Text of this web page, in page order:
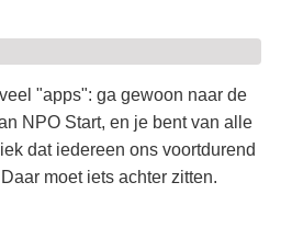
"apps": ga gewoon naar de
NPO Start, en je bent van alle
dat iedereen ons voortdurend
moet iets achter zitten.